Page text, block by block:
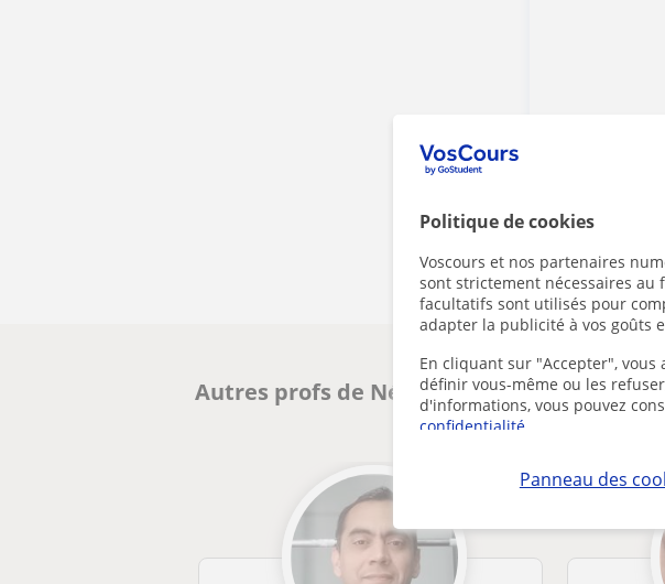
Politique de cookies
Voscours et nos partenaires
sont strictement nécessaires au
facultatifs sont utilisés pour
adapter la publicité à vos goûts
En cliquant sur "Accepter", vous
définir vous-même ou les
d'informations, vous pouvez
confidentialité.
Panneau des
Des
Autres profs de Néerlandais en ligne